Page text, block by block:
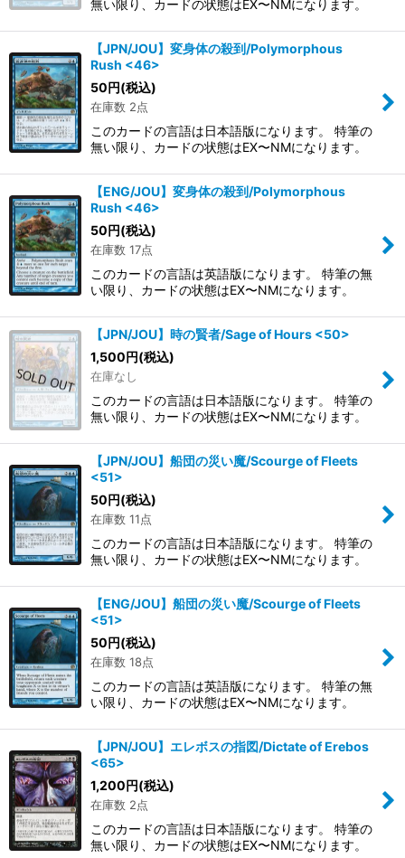
無い限り、カードの状態はEX〜NMになります。
【JPN/JOU】変身体の殺到/Polymorphous
Rush <46>
50円(税込)
在庫数 2点
このカードの言語は日本語版になります。 特筆の
無い限り、カードの状態はEX〜NMになります。
【ENG/JOU】変身体の殺到/Polymorphous
Rush <46>
50円(税込)
在庫数 17点
このカードの言語は英語版になります。 特筆の無
い限り、カードの状態はEX〜NMになります。
【JPN/JOU】時の賢者/Sage of Hours <50>
1,500円(税込)
在庫なし
このカードの言語は日本語版になります。 特筆の
無い限り、カードの状態はEX〜NMになります。
【JPN/JOU】船団の災い魔/Scourge of Fleets
<51>
50円(税込)
在庫数 11点
このカードの言語は日本語版になります。 特筆の
無い限り、カードの状態はEX〜NMになります。
【ENG/JOU】船団の災い魔/Scourge of Fleets
<51>
50円(税込)
在庫数 18点
このカードの言語は英語版になります。 特筆の無
い限り、カードの状態はEX〜NMになります。
【JPN/JOU】エレボスの指図/Dictate of Erebos
<65>
1,200円(税込)
在庫数 2点
このカードの言語は日本語版になります。 特筆の
無い限り、カードの状態はEX〜NMになります。